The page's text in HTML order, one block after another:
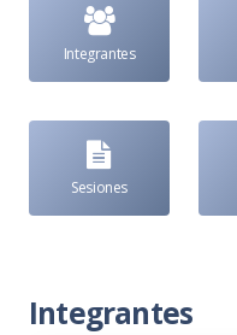
Integrantes
Sesiones
Integrantes